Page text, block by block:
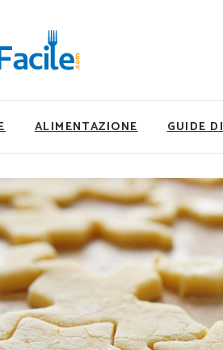
e Veloci
Piatti
e Rustici
ALIMENTAZIONE
Utility
Super Alimenti
Nutrizionista a tavola
Ricette Vegetariane
Ricette Vegane
Rumors
GUIDE